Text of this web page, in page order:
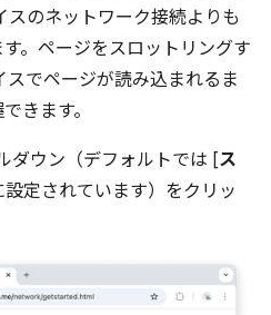
のネットワーク接続よりも
。ページをスロットリングす
でページが読み込まれるま
きます。
ダウン（デフォルトでは [ス
設定されています）をクリッ